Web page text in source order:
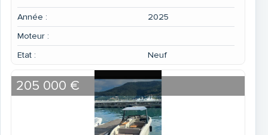
Année :
2025
Moteur :
Etat :
Neuf
205 000 €